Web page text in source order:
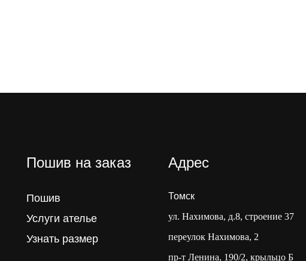
Пошив на заказ
Пошив
Услуги ателье
Узнать размер
Адрес
Томск
ул. Нахимова, д.8, строение 37
переулок Нахимова, 2
пр-т Ленина, 190/2, крыльцо Б